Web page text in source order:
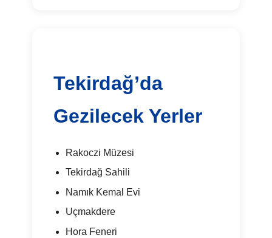
Tekirdağ’da
Gezilecek Yerler
Rakoczi Müzesi
Tekirdağ Sahili
Namık Kemal Evi
Uçmakdere
Hora Feneri